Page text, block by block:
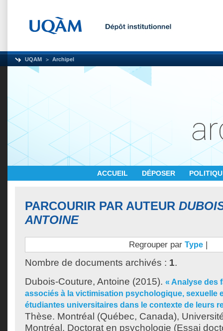
UQAM Archipel
ACCUEIL DÉPOSER
PARCOURIR PAR AUTEUR
ANTOINE
Regrouper par Type |
Nombre de documents archivés : 1.
Dubois-Couture, Antoine (2015). « Analyse des
associés à la victimisation psychologique, sexuelle
étudiantes universitaires dans le contexte de leurs
Thèse. Montréal (Québec, Canada),
Montréal, Doctorat en psychologie (Essai